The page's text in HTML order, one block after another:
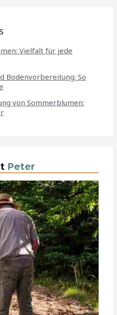
Vielfalt für jede
Bodenvorbereitung: So
von Sommerblumen:
Peter